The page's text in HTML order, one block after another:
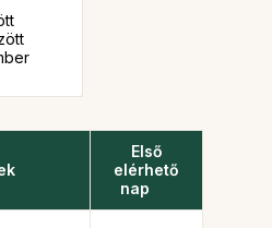
Első
elérhető
nap